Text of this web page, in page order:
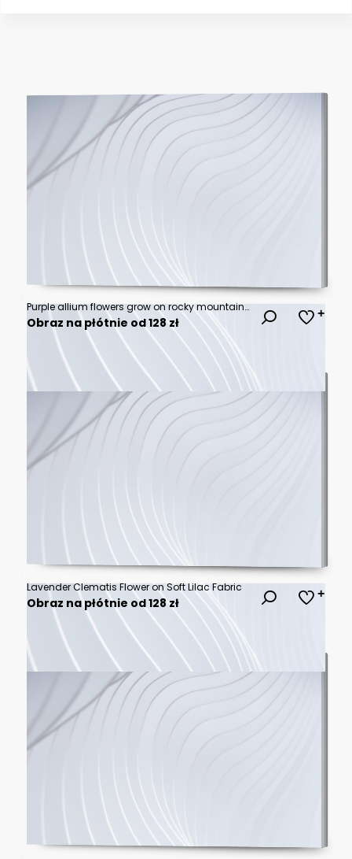
Purple allium flowers grow on rocky mountain slope overlooking serene lake and distant peaks at sunrise. Rich green trees line water. Peaceful nature scene.
Obraz na płótnie od 128 zł
Lavender Clematis Flower on Soft Lilac Fabric
Obraz na płótnie od 128 zł